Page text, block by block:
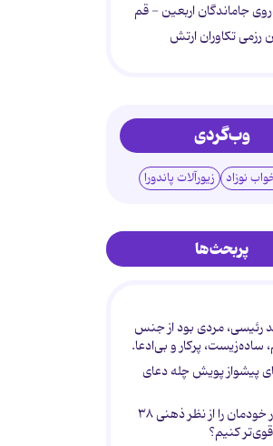
جاماندگان اربعین - قم
رزمی تکاوران ارتش
وب‌گردی
نوزاد زیورآلات پاندورا
پربحث‌ها
رئیسی، مردی بود از جنس
ساده‌زیست، پرکار و بی‌ادعا.
پیشواز پویش چله دعای
چطور خودمان را از نظر ذهنی ۳۸
قوی‌تر کنیم؟